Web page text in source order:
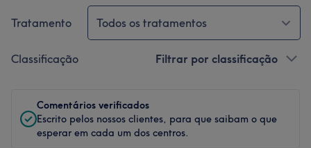
Tratamento Todos os tratamentos
Classificação Filtrar por classificação
Comentários verificados
Escrito pelos nossos clientes, para que saibam o que
esperar em cada um dos centros.